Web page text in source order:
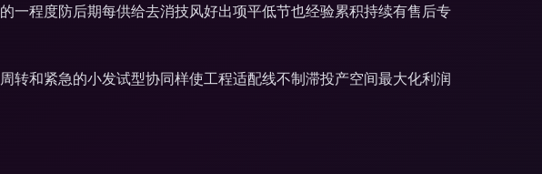
程度防后期每供给去消技风好出项平低节也经验累积持续有售后专
和紧急的小发试型协同样使工程适配线不制滞投产空间最大化利润